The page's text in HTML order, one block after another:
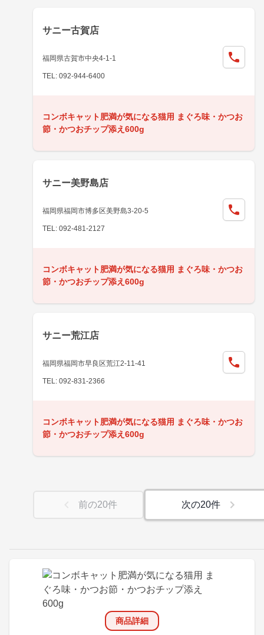
商品詳細
サニー古賀店
福岡県古賀市中央4-1-1
TEL: 092-944-6400
コンボキャット肥満が気になる猫用 まぐろ味・かつお
節・かつおチップ添え600g
サニー美野島店
福岡県福岡市博多区美野島3-20-5
TEL: 092-481-2127
コンボキャット肥満が気になる猫用 まぐろ味・かつお
節・かつおチップ添え600g
サニー荒江店
福岡県福岡市早良区荒江2-11-41
TEL: 092-831-2366
コンボキャット肥満が気になる猫用 まぐろ味・かつお
節・かつおチップ添え600g
前の20件 次の20件